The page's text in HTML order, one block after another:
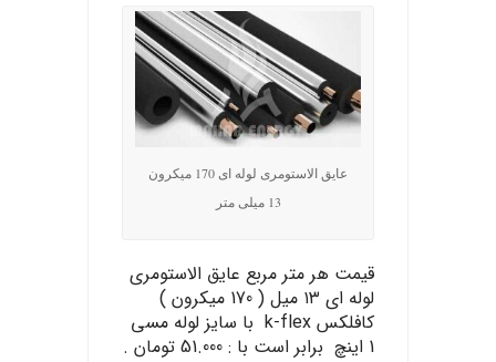
عایق الاستومری لوله ای 170 میکرون
13 میلی متر
قیمت هر متر مربع عایق الاستومری
لوله ای ۱۳ میل ( 170 میکرون )
کافلکس k-flex با سایز لوله مسی
1 اینچ برابر است با : 51.000 تومان .